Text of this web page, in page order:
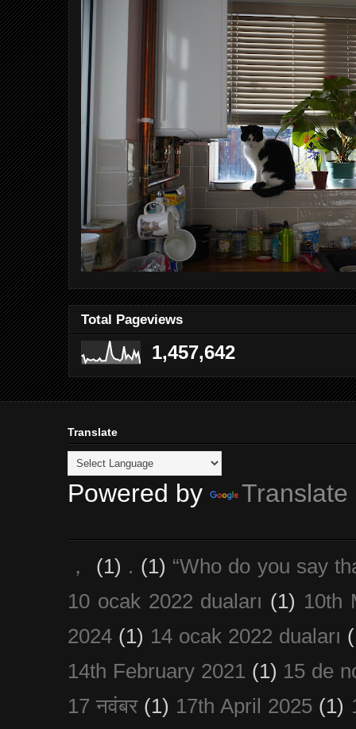
Total Pageviews
1,457,642
Translate
Powered by Translate
， (1) . (1) “Who do you say
10 ocak 2022 duaları (1) 10th
2024 (1) 14 ocak 2022 duaları
14th February 2021 (1) 15 de
17 नवंबर (1) 17th April 2025 (1)